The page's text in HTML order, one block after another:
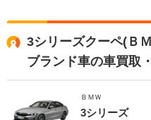
3シリーズクーペ(Ｂ
ブランド車の車買取
ＢＭＷ
3シリーズ